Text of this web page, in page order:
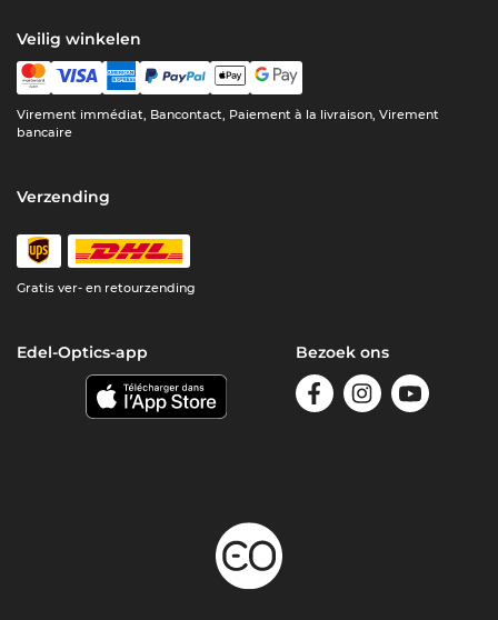
Veilig winkelen
Virement immédiat, Bancontact, Paiement à la livraison, Virement
bancaire
Verzending
Gratis ver- en retourzending
Edel-Optics-app Bezoek ons